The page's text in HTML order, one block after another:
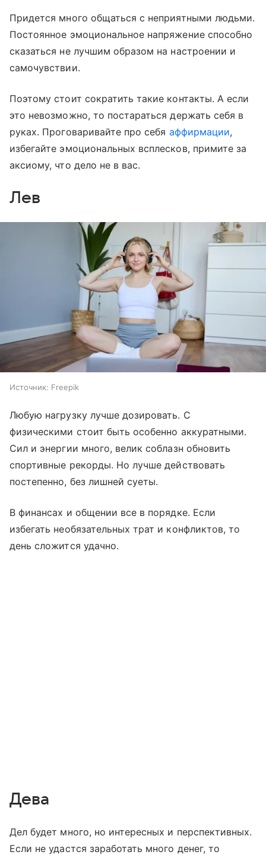
Придется много общаться с неприятными людьми.
Постоянное эмоциональное напряжение способно
сказаться не лучшим образом на настроении и
самочувствии.
Поэтому стоит сократить такие контакты. А если
это невозможно, то постараться держать себя в
руках. Проговаривайте про себя аффирмации,
избегайте эмоциональных всплесков, примите за
аксиому, что дело не в вас.
Лев
Источник: Freepik
Любую нагрузку лучше дозировать. С
физическими стоит быть особенно аккуратными.
Сил и энергии много, велик соблазн обновить
спортивные рекорды. Но лучше действовать
постепенно, без лишней суеты.
В финансах и общении все в порядке. Если
избегать необязательных трат и конфликтов, то
день сложится удачно.
Дева
Дел будет много, но интересных и перспективных.
Если не удастся заработать много денег, то